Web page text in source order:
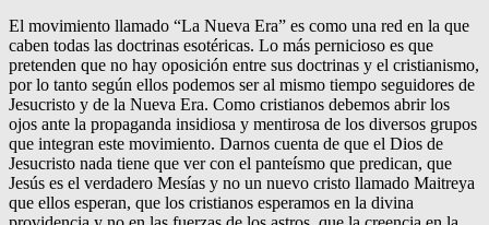
El movimiento llamado “La Nueva Era” es como una red en la que
caben todas las doctrinas esotéricas. Lo más pernicioso es que
pretenden que no hay oposición entre sus doctrinas y el cristianismo,
por lo tanto según ellos podemos ser al mismo tiempo seguidores de
Jesucristo y de la Nueva Era. Como cristianos debemos abrir los
ojos ante la propaganda insidiosa y mentirosa de los diversos grupos
que integran este movimiento. Darnos cuenta de que el Dios de
Jesucristo nada tiene que ver con el panteísmo que predican, que
Jesús es el verdadero Mesías y no un nuevo cristo llamado Maitreya
que ellos esperan, que los cristianos esperamos en la divina